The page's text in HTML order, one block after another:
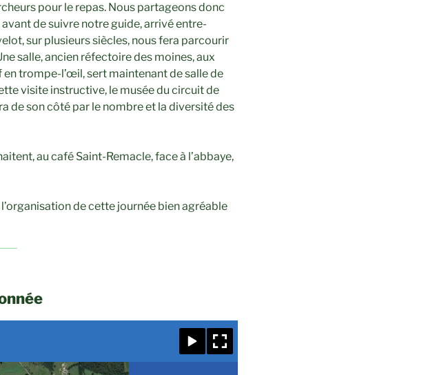
pour le repas. Nous partageons donc
de suivre notre guide, arrivé entre-
sur plusieurs siècles, nous fera parcourir
salle, ancien réfectoire des moines, aux
trompe-l’œil, sert maintenant de salle de
visite instructive, le musée du circuit de
de son côté par le nombre et la diversité des
au café Saint-Remacle, face à l’abbaye,
de cette journée bien agréable